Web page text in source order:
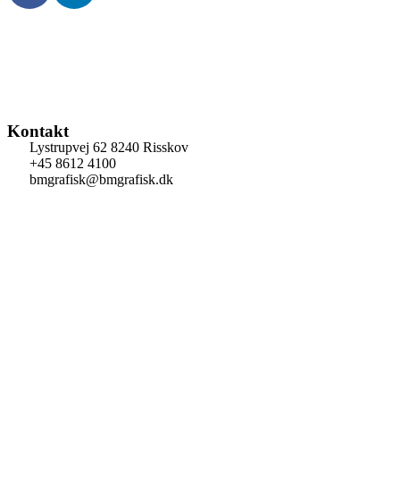
Kontakt
Lystrupvej 62 8240 Risskov
+45 8612 4100
bmgrafisk@bmgrafisk.dk